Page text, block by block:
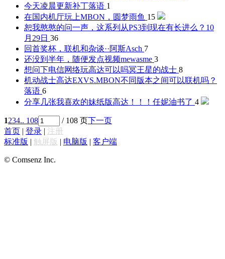
今天凌晨更新补丁落语 1
在国内机厅玩上MBON，圆梦雨鱼 15
恕我憨憨的问一声，这系列从PS3到现在有长进么？ 10
月29日 36
回首奖杯，联机和杂谈··阿斯Asch 7
还没到半年，随便发点视频mewasme 3
想问下电信网络玩高达可以吗冥王星的战士 8
机动战士高达EXVS.MBON不同版本之间可以联机吗？
落语 6
分享几张我喜欢的妹纸版高达！！！ 任妮油书了 4
1234.. 108 / 108 页下一页
首页 | 登录 | 注册
标准版 | 触屏版 | 电脑版 | 客户端
© Comsenz Inc.